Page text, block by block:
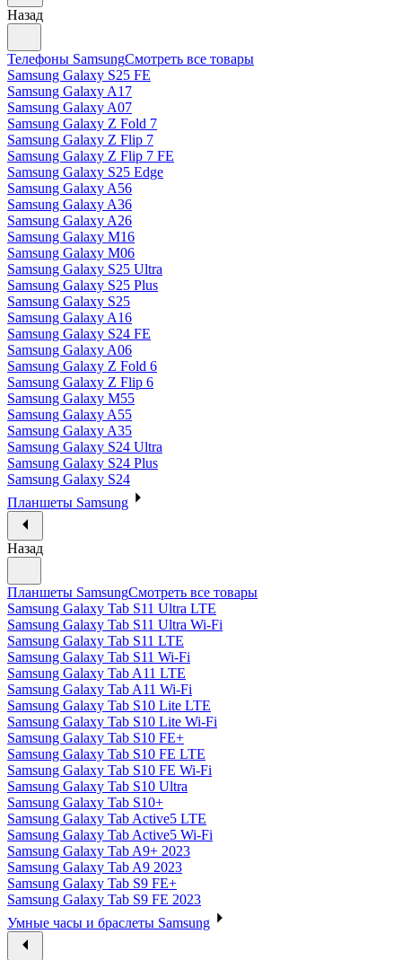
Назад
Телефоны SamsungСмотреть все товары
Samsung Galaxy S25 FE
Samsung Galaxy A17
Samsung Galaxy A07
Samsung Galaxy Z Fold 7
Samsung Galaxy Z Flip 7
Samsung Galaxy Z Flip 7 FE
Samsung Galaxy S25 Edge
Samsung Galaxy A56
Samsung Galaxy A36
Samsung Galaxy A26
Samsung Galaxy M16
Samsung Galaxy M06
Samsung Galaxy S25 Ultra
Samsung Galaxy S25 Plus
Samsung Galaxy S25
Samsung Galaxy A16
Samsung Galaxy S24 FE
Samsung Galaxy A06
Samsung Galaxy Z Fold 6
Samsung Galaxy Z Flip 6
Samsung Galaxy M55
Samsung Galaxy A55
Samsung Galaxy A35
Samsung Galaxy S24 Ultra
Samsung Galaxy S24 Plus
Samsung Galaxy S24
Планшеты Samsung
Назад
Планшеты SamsungСмотреть все товары
Samsung Galaxy Tab S11 Ultra LTE
Samsung Galaxy Tab S11 Ultra Wi-Fi
Samsung Galaxy Tab S11 LTE
Samsung Galaxy Tab S11 Wi-Fi
Samsung Galaxy Tab A11 LTE
Samsung Galaxy Tab A11 Wi-Fi
Samsung Galaxy Tab S10 Lite LTE
Samsung Galaxy Tab S10 Lite Wi-Fi
Samsung Galaxy Tab S10 FE+
Samsung Galaxy Tab S10 FE LTE
Samsung Galaxy Tab S10 FE Wi-Fi
Samsung Galaxy Tab S10 Ultra
Samsung Galaxy Tab S10+
Samsung Galaxy Tab Active5 LTE
Samsung Galaxy Tab Active5 Wi-Fi
Samsung Galaxy Tab A9+ 2023
Samsung Galaxy Tab A9 2023
Samsung Galaxy Tab S9 FE+
Samsung Galaxy Tab S9 FE 2023
Умные часы и браслеты Samsung